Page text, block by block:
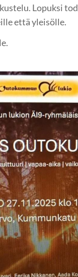
Lopuksi
että yleisölle.